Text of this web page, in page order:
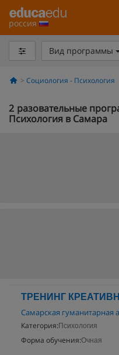
россия
Вид программы
Социология - Психология
2 разовательные
Психология в Самара
ТРЕНИНГ
Самарская гуманитарная
Категория: Психология
Форма обучения:Очная